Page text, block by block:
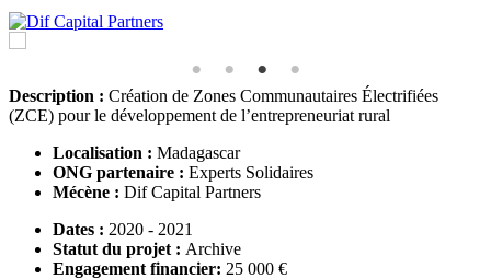
Description : Création de Zones Communautaires Électrifiées
(ZCE) pour le développement de l’entrepreneuriat rural
Localisation : Madagascar
ONG partenaire : Experts Solidaires
Mécène : Dif Capital Partners
Dates : 2020 - 2021
Statut du projet : Archive
Engagement financier: 25 000 €